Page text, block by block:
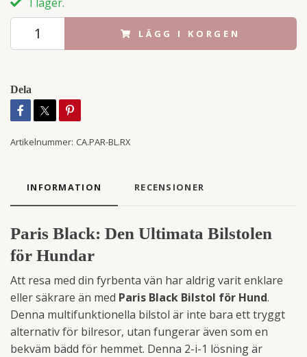
LÄGG I KORGEN
Dela
Artikelnummer: CA.PAR-BL.RX
INFORMATION RECENSIONER
Paris Black: Den Ultimata Bilstolen
för Hundar
Att resa med din fyrbenta vän har aldrig varit enklare
eller säkrare än med Paris Black Bilstol för Hund.
Denna multifunktionella bilstol är inte bara ett tryggt
alternativ för bilresor, utan fungerar även som en
bekväm bädd för hemmet. Denna 2-i-1 lösning är